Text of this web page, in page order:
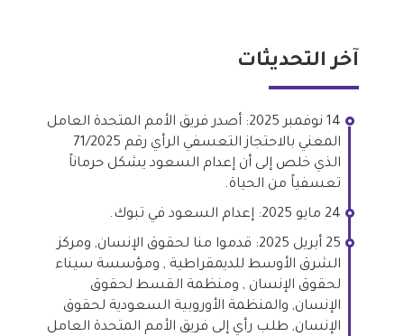
آخر التحديثات
14 نوفمبر 2025: أصدر فريق الأمم المتحدة العامل
المعني بالاحتجاز التعسفي الرأي رقم 71/2025
الذي خلص إلى أن إعدام السعود يشكل حرماناً
تعسفياً من الحياة.
24 مايو 2025: إعدام السعود في تبوك.
25 أبريل 2025: قدموا منا لحقوق الإنسان, ومركز
الشرق الأوسط للديمقراطية , ومؤسسة سيناء
لحقوق الإنسان , ومنظمة القسط لحقوق
الإنسان, والمنظمة الأوروبية السعودية لحقوق
الإنسان, طلب رأي إلى فريق الأمم المتحدة العامل